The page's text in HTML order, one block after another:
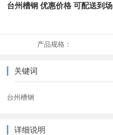
台州槽钢 优惠价格 可配送到场
产品规格：
关键词
台州槽钢
详细说明